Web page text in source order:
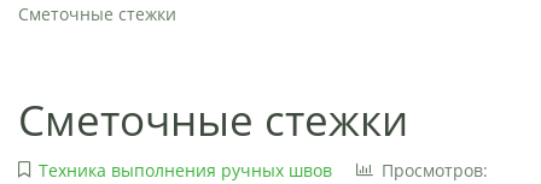
Сметочные стежки
Сметочные стежки
Техника выполнения ручных швов
Просмотров: